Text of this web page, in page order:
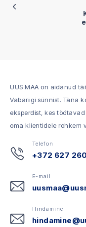
UUS MAA on aidanud
Vabariigi sünnist. Täna
eksperdist, kes
oma klientidele rohkem
Telefon
+372 627
E-mail
Hindamine